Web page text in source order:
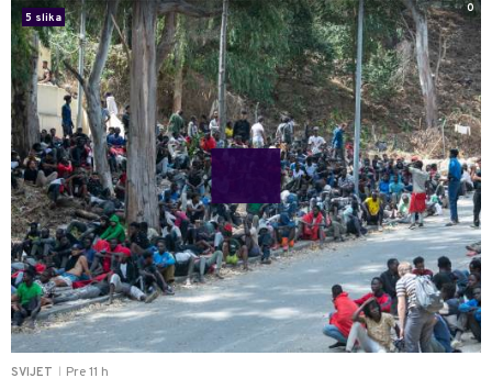
SVIJET Pre 11 h
5 slika
0